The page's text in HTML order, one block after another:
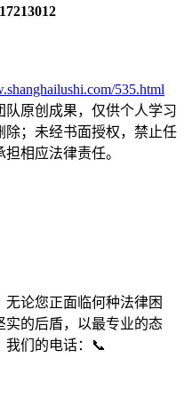
535.html
原创成果，仅供个人学习
除；未经书面授权，禁止任
相应法律责任。
论您正面临何种法律困
实的后盾，以最专业的态
我们的电话：📞